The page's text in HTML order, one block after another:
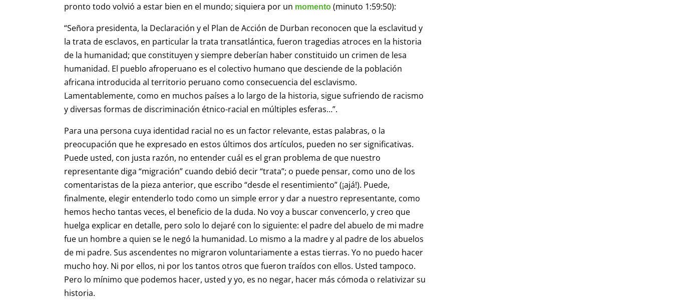
pronto todo volvió a estar bien en el mundo; siquiera por un momento (minuto 1:59:50):
“Señora presidenta, la Declaración y el Plan de Acción de Durban reconocen que la esclavitud y
la trata de esclavos, en particular la trata transatlántica, fueron tragedias atroces en la historia
de la humanidad; que constituyen y siempre deberían haber constituido un crimen de lesa
humanidad. El pueblo afroperuano es el colectivo humano que desciende de la población
africana introducida al territorio peruano como consecuencia del esclavismo.
Lamentablemente, como en muchos países a lo largo de la historia, sigue sufriendo de racismo
y diversas formas de discriminación étnico-racial en múltiples esferas…”.
Para una persona cuya identidad racial no es un factor relevante, estas palabras, o la
preocupación que he expresado en estos últimos dos artículos, pueden no ser significativas.
Puede usted, con justa razón, no entender cuál es el gran problema de que nuestro
representante diga “migración” cuando debió decir “trata”; o puede pensar, como uno de los
comentaristas de la pieza anterior, que escribo “desde el resentimiento” (¡ajá!). Puede,
finalmente, elegir entenderlo todo como un simple error y dar a nuestro representante, como
hemos hecho tantas veces, el beneficio de la duda. No voy a buscar convencerlo, y creo que
huelga explicar en detalle, pero solo lo dejaré con lo siguiente: el padre del abuelo de mi madre
fue un hombre a quien se le negó la humanidad. Lo mismo a la madre y al padre de los abuelos
de mi padre. Sus ascendentes no migraron voluntariamente a estas tierras. Yo no puedo hacer
mucho hoy. Ni por ellos, ni por los tantos otros que fueron traídos con ellos. Usted tampoco.
Pero lo mínimo que podemos hacer, usted y yo, es no negar, hacer más cómoda o relativizar su
historia.